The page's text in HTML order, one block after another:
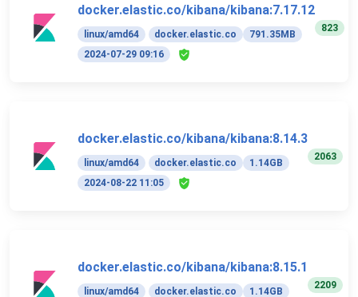
docker.elastic.co/kibana/kibana:7.17.12
linux/amd64 docker.elastic.co
791.35MB
2024-07-29 09:16
823
docker.elastic.co/kibana/kibana:8.14.3
linux/amd64 docker.elastic.co
1.14GB
2024-08-22 11:05
2063
docker.elastic.co/kibana/kibana:8.15.1
linux/amd64 docker.elastic.co
1.14GB
2209